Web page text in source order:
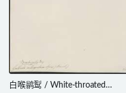
白喉鹟䴕 / White-throated